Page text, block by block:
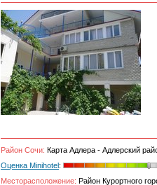
Район Сочи: Карта Адлера - Адлерский
Оценка Minihotel:
Месторасположение: Район Курортного